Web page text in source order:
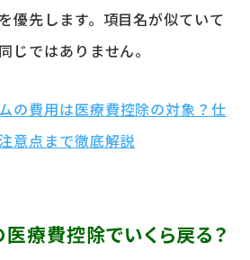
優先します。項目名が似ていて
じではありません。
の費用は医療費控除の対象？仕
意点まで徹底解説
医療費控除でいくら戻る？